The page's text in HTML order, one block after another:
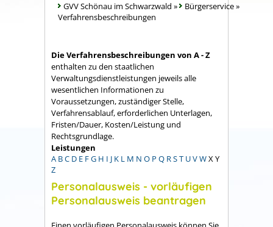
GVV Schönau im Schwarzwald » Bürgerservice»
Verfahrensbeschreibungen
Die Verfahrensbeschreibungen von A - Z
enthalten zu den staatlichen
Verwaltungsdienstleistungen jeweils alle
wesentlichen Informationen zu
Voraussetzungen, zuständiger Stelle,
Verfahrensablauf, erforderlichen Unterlagen,
Fristen/Dauer, Kosten/Leistung und
Rechtsgrundlage.
Leistungen
A BC D E FG H I J K L M N O P Q RST UVWX Y
Z
Personalausweis - vorläufigen
Personalausweis beantragen